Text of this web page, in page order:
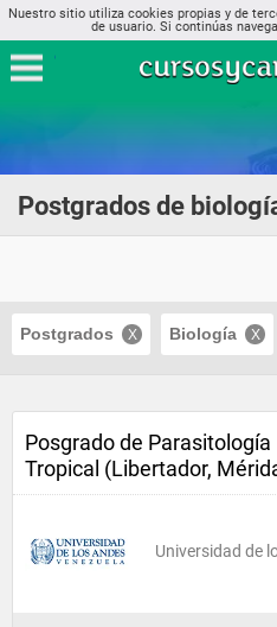
Nuestro sitio utiliza cookies propias y de
de usuario. Si continúas
Postgrados de
Postgrados Biología
Posgrado de Parasitología
Tropical (Libertador,
Universidad de